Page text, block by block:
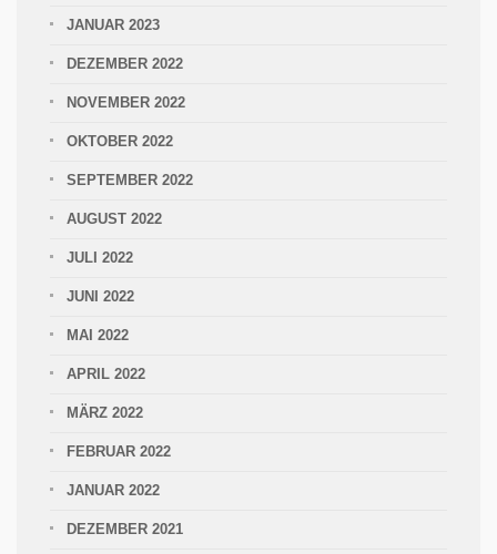
JANUAR 2023
DEZEMBER 2022
NOVEMBER 2022
OKTOBER 2022
SEPTEMBER 2022
AUGUST 2022
JULI 2022
JUNI 2022
MAI 2022
APRIL 2022
MÄRZ 2022
FEBRUAR 2022
JANUAR 2022
DEZEMBER 2021